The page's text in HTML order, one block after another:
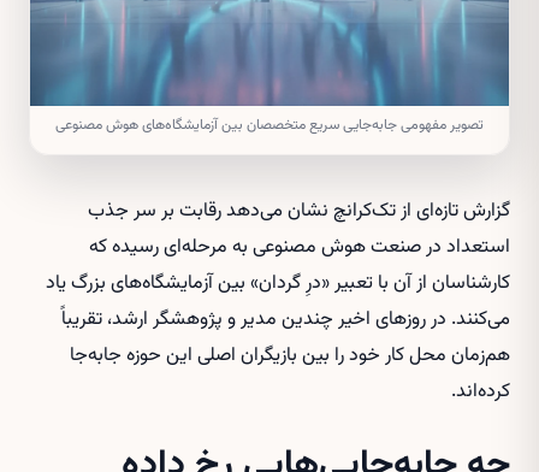
تصویر مفهومی جابه‌جایی سریع متخصصان بین آزمایشگاه‌های هوش مصنوعی
گزارش تازه‌ای از تک‌کرانچ نشان می‌دهد رقابت بر سر جذب
استعداد در صنعت هوش مصنوعی به مرحله‌ای رسیده که
کارشناسان از آن با تعبیر «درِ گردان» بین آزمایشگاه‌های بزرگ یاد
می‌کنند. در روزهای اخیر چندین مدیر و پژوهشگر ارشد، تقریباً
هم‌زمان محل کار خود را بین بازیگران اصلی این حوزه جابه‌جا
کرده‌اند.